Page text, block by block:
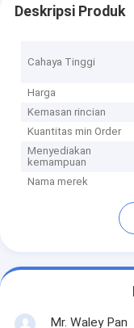
Deskripsi Produk
Cahaya Tinggi
Harga
Kemasan rincian
Kuantitas min Order
Menyediakan
kemampuan
Nama merek
Mr. Waley Pan